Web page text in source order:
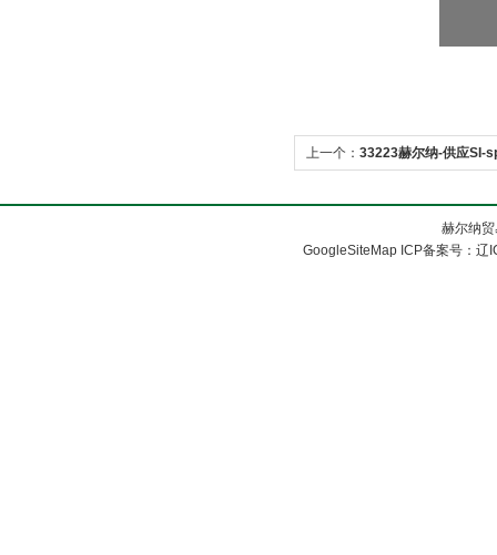
上一个： 33223赫尔纳-供应SI-
赫尔纳
GoogleSiteMap ICP备案号：辽